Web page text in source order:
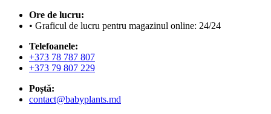
Ore de lucru:
• Graficul de lucru pentru magazinul online: 24/24
Telefoanele:
+373 78 787 807
+373 79 807 229
Poștă:
contact@babyplants.md